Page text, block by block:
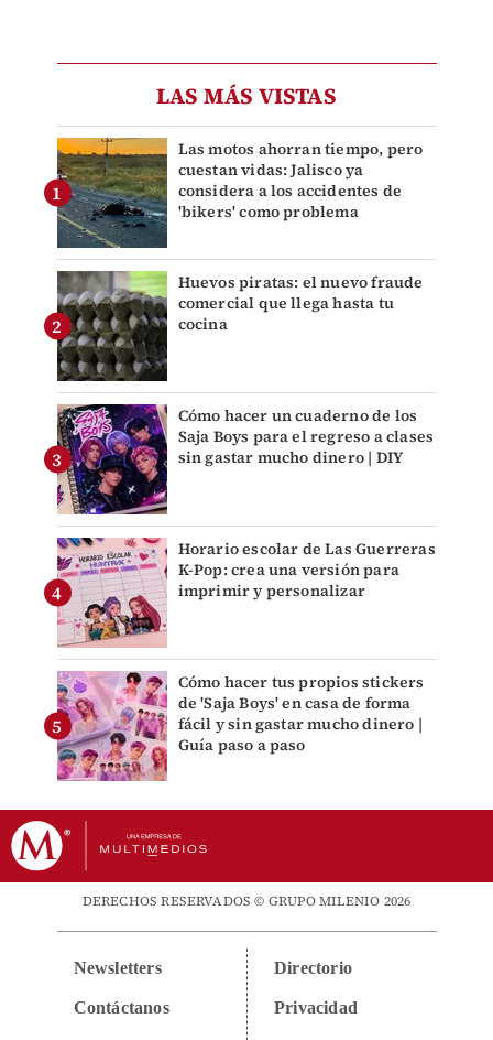
LAS MÁS VISTAS
Las motos ahorran tiempo, pero
cuestan vidas: Jalisco ya
considera a los accidentes de
'bikers' como problema
Huevos piratas: el nuevo fraude
comercial que llega hasta tu
cocina
Cómo hacer un cuaderno de los
Saja Boys para el regreso a clases
sin gastar mucho dinero | DIY
Horario escolar de Las Guerreras
K-Pop: crea una versión para
imprimir y personalizar
Cómo hacer tus propios stickers
de 'Saja Boys' en casa de forma
fácil y sin gastar mucho dinero |
Guía paso a paso
DERECHOS RESERVADOS © GRUPO MILENIO 2026
Newsletters
Contáctanos
Directorio
Privacidad